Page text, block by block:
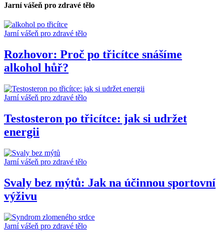
Jarní vášeň pro zdravé tělo
Jarní vášeň pro zdravé tělo
Rozhovor: Proč po třicítce snášíme
alkohol hůř?
Jarní vášeň pro zdravé tělo
Testosteron po třicítce: jak si udržet
energii
Jarní vášeň pro zdravé tělo
Svaly bez mýtů: Jak na účinnou sportovní
výživu
Jarní vášeň pro zdravé tělo